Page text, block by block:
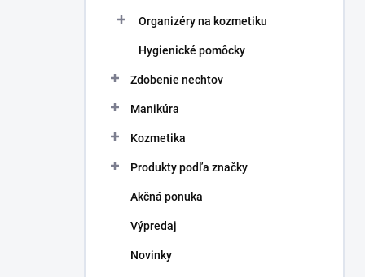
Organizéry na kozmetiku
Hygienické pomôcky
Zdobenie nechtov
Manikúra
Kozmetika
Produkty podľa značky
Akčná ponuka
Výpredaj
Novinky